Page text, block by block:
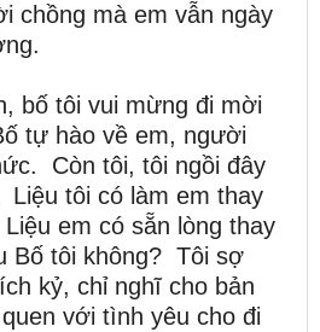
chồng mà em vẫn ngày
bố tôi vui mừng đi mời
tự hào về em, người
Còn tôi, tôi ngồi đây
tôi có làm em thay
em có sẵn lòng thay
Bố tôi không? Tôi sợ
kỷ, chỉ nghĩ cho bản
với tình yêu cho đi